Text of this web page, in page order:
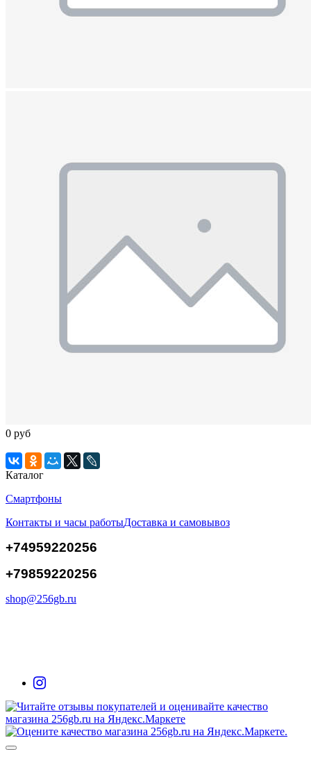
0 руб
Каталог
Смартфоны
Контакты и часы работыДоставка и самовывоз
+74959220256
+79859220256
shop@256gb.ru